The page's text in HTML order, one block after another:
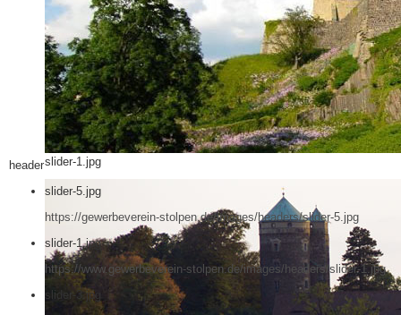
slider-1.jpg
header
slider-5.jpg
https://gewerbeverein-stolpen.de/images/headers/slider-5.jpg
slider-1.jpg
https://www.gewerbeverein-stolpen.de/images/headers/slider-1.jpg
slider-3.jpg